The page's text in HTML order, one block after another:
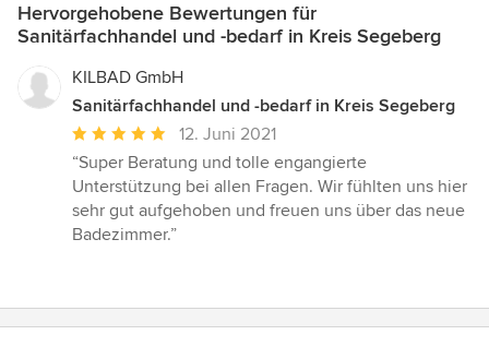
Hervorgehobene Bewertungen für
Sanitärfachhandel und -bedarf in Kreis Segeberg
KILBAD GmbH
Sanitärfachhandel und -bedarf in Kreis Segeberg
Durchschnittliche
Bewertung:
5
von
5
12. Juni 2021
“Super Beratung und tolle engangierte
Unterstützung bei allen Fragen. Wir fühlten uns hier
sehr gut aufgehoben und freuen uns über das neue
Badezimmer.”